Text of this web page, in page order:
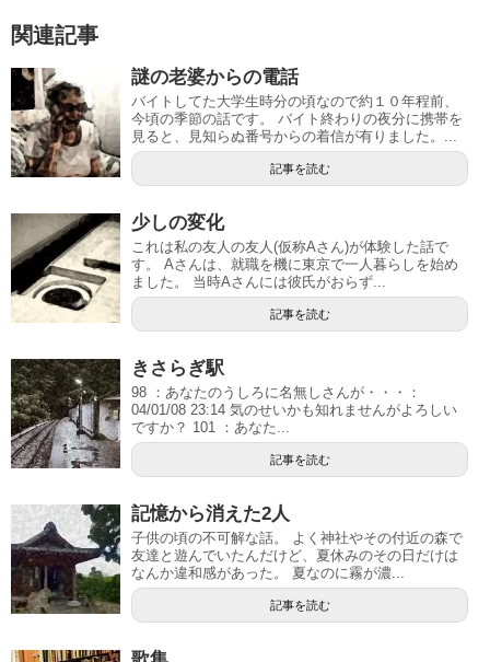
関連記事
謎の老婆からの電話
バイトしてた大学生時分の頃なので約１０年程前、
今頃の季節の話です。 バイト終わりの夜分に携帯を
見ると、見知らぬ番号からの着信が有りました。...
記事を読む
少しの変化
これは私の友人の友人(仮称Aさん)が体験した話で
す。 Aさんは、就職を機に東京で一人暮らしを始め
ました。 当時Aさんには彼氏がおらず...
記事を読む
きさらぎ駅
98 ：あなたのうしろに名無しさんが・・・：
04/01/08 23:14 気のせいかも知れませんがよろしい
ですか？ 101 ：あなた...
記事を読む
記憶から消えた2人
子供の頃の不可解な話。 よく神社やその付近の森で
友達と遊んでいたんだけど、夏休みのその日だけは
なんか違和感があった。 夏なのに霧が濃...
記事を読む